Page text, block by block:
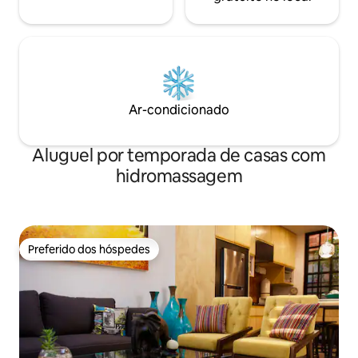
Ar-condicionado
Aluguel por temporada de casas com
hidromassagem
Preferido dos hóspedes
Preferido dos hóspedes